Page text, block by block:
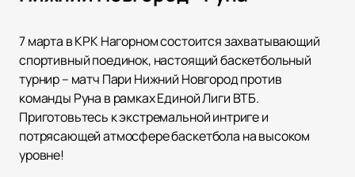
7 марта в КРК Нагорном состоится захватывающий
спортивный поединок, настоящий баскетбольный
турнир – матч Пари Нижний Новгород против
команды Руна в рамках Единой Лиги ВТБ.
Приготовьтесь к экстремальной интриге и
потрясающей атмосфере баскетбола на высоком
уровне!